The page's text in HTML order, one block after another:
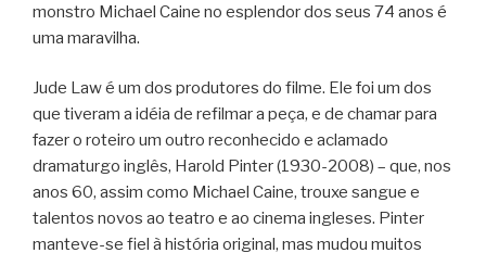
monstro Michael Caine no esplendor dos seus 74 anos é
uma maravilha.
Jude Law é um dos produtores do filme. Ele foi um dos
que tiveram a idéia de refilmar a peça, e de chamar para
fazer o roteiro um outro reconhecido e aclamado
dramaturgo inglês, Harold Pinter (1930-2008) – que, nos
anos 60, assim como Michael Caine, trouxe sangue e
talentos novos ao teatro e ao cinema ingleses. Pinter
manteve-se fiel à história original, mas mudou muitos